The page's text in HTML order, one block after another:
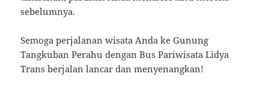
sebelumnya.
Semoga perjalanan wisata Anda ke Gunung
Tangkuban Perahu dengan Bus Pariwisata Lidya
Trans berjalan lancar dan menyenangkan!